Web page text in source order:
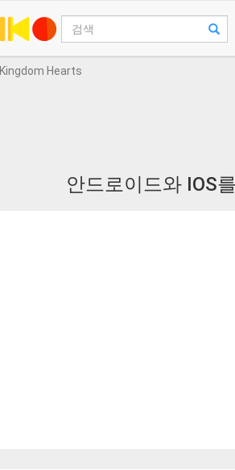
Kingdom Hearts
안드로이드와 IOS